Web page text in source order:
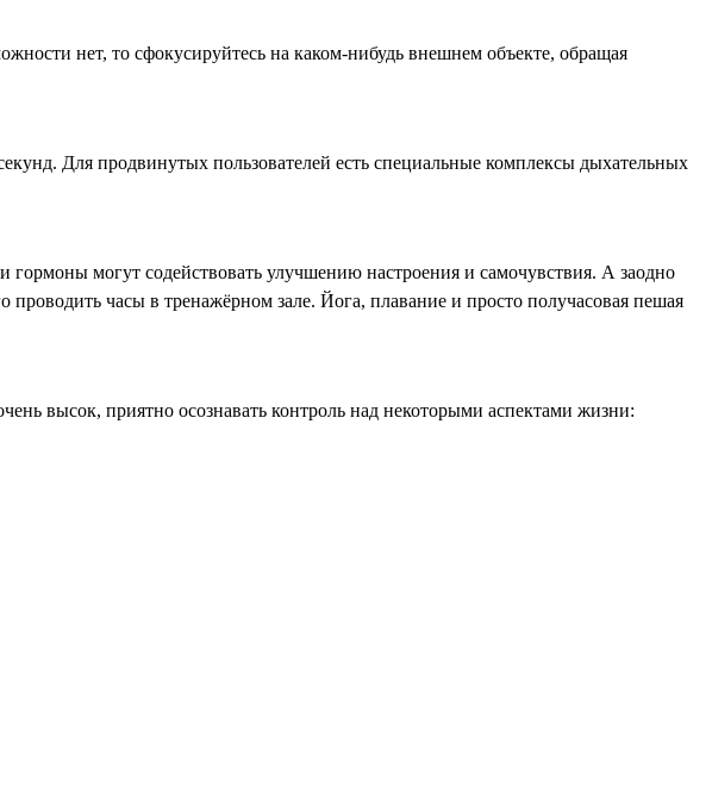
нет, то сфокусируйтесь на каком-нибудь внешнем объекте, обращая
Для продвинутых пользователей есть специальные комплексы дыхательных
­могут содействовать улучшению настроения и самочувствия. А заодно
проводить часы в тренажёрном зале. Йога, плавание и просто получасовая пешая
высок, приятно осознавать контроль над некоторыми аспектами жизни: